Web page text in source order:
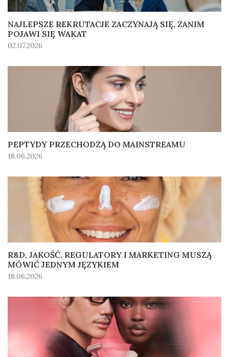
NAJLEPSZE REKRUTACJE ZACZYNAJĄ SIĘ, ZANIM
POJAWI SIĘ WAKAT
02.07.2026
PEPTYDY PRZECHODZĄ DO MAINSTREAMU
18.06.2026
R&D, JAKOŚĆ, REGULATORY I MARKETING MUSZĄ
MÓWIĆ JEDNYM JĘZYKIEM
18.06.2026